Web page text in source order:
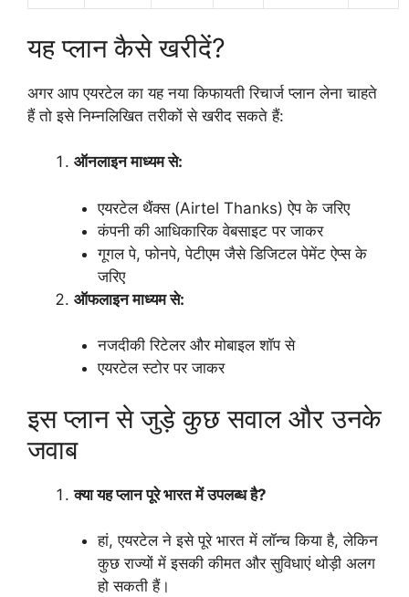
यह प्लान कैसे खरीदें?
अगर आप एयरटेल का यह नया किफायती रिचार्ज प्लान लेना चाहते
हैं तो इसे निम्नलिखित तरीकों से खरीद सकते हैं:
ऑनलाइन माध्यम से:
एयरटेल थैंक्स (Airtel Thanks) ऐप के जरिए
कंपनी की आधिकारिक वेबसाइट पर जाकर
गूगल पे, फोनपे, पेटीएम जैसे डिजिटल पेमेंट ऐप्स के
जरिए
ऑफलाइन माध्यम से:
नजदीकी रिटेलर और मोबाइल शॉप से
एयरटेल स्टोर पर जाकर
इस प्लान से जुड़े कुछ सवाल और उनके
जवाब
क्या यह प्लान पूरे भारत में उपलब्ध है?
हां, एयरटेल ने इसे पूरे भारत में लॉन्च किया है, लेकिन
कुछ राज्यों में इसकी कीमत और सुविधाएं थोड़ी अलग
हो सकती हैं।